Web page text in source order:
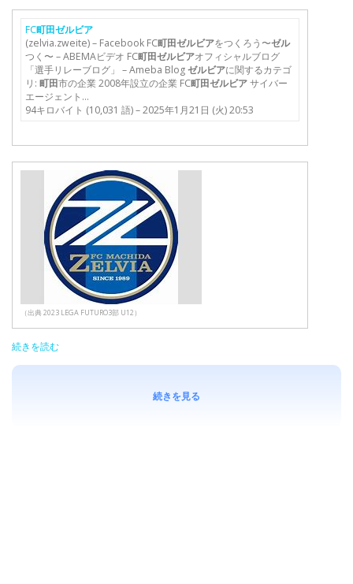
FC町田ゼルビア
(zelvia.zweite) – Facebook FC町田ゼルビアをつくろう〜ゼル
つく〜 – ABEMAビデオ FC町田ゼルビアオフィシャルブログ
「選手リレーブログ」 – Ameba Blogゼルビアに関するカテゴ
リ: 町田市の企業 2008年設立の企業 FC町田ゼルビアサイバー
エージェント…
94キロバイト (10,031 語) – 2025年1月21日 (火) 20:53
（出典 2023 LEGA FUTURO3部 U12）
続きを読む
続きを見る